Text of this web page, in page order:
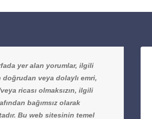
yer alan yorumlar, ilgili
veya dolaylı emri,
ricası olmaksızın, ilgili
bağımsız olarak
Bu web sitesinin temel